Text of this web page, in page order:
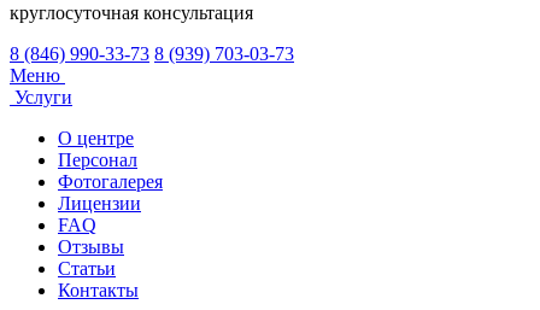
круглосуточная консультация
8 (846) 990-33-73 8 (939) 703-03-73
Меню
Услуги
О центре
Персонал
Фотогалерея
Лицензии
FAQ
Отзывы
Статьи
Контакты